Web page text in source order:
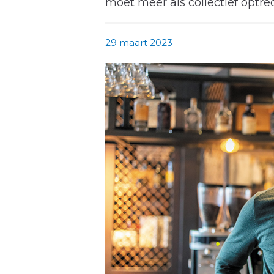
29 maart 2023